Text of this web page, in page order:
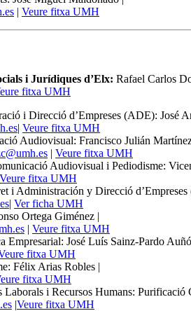
| Veure fitxa UMH
i Jurídiques d’Elx: Rafael Carlos
fitxa UMH
i Direcció d’Empreses (ADE): José
| Veure fitxa UMH
Audiovisual: Francisco Julián
| Veure fitxa UMH
Audiovisual i Pediodisme:
Veure fitxa UMH
i Administración y Direcció
| Ver ficha UMH
Ortega Giménez |
| Veure fitxa UMH
Empresarial: José Luís Sainz-Pardo
fitxa UMH
Félix Arias Robles |
fitxa UMH
Laborals i Recursos Humans: Purificació
|Veure fitxa UMH